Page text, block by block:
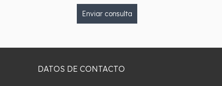
Enviar consulta
DATOS DE CONTACTO